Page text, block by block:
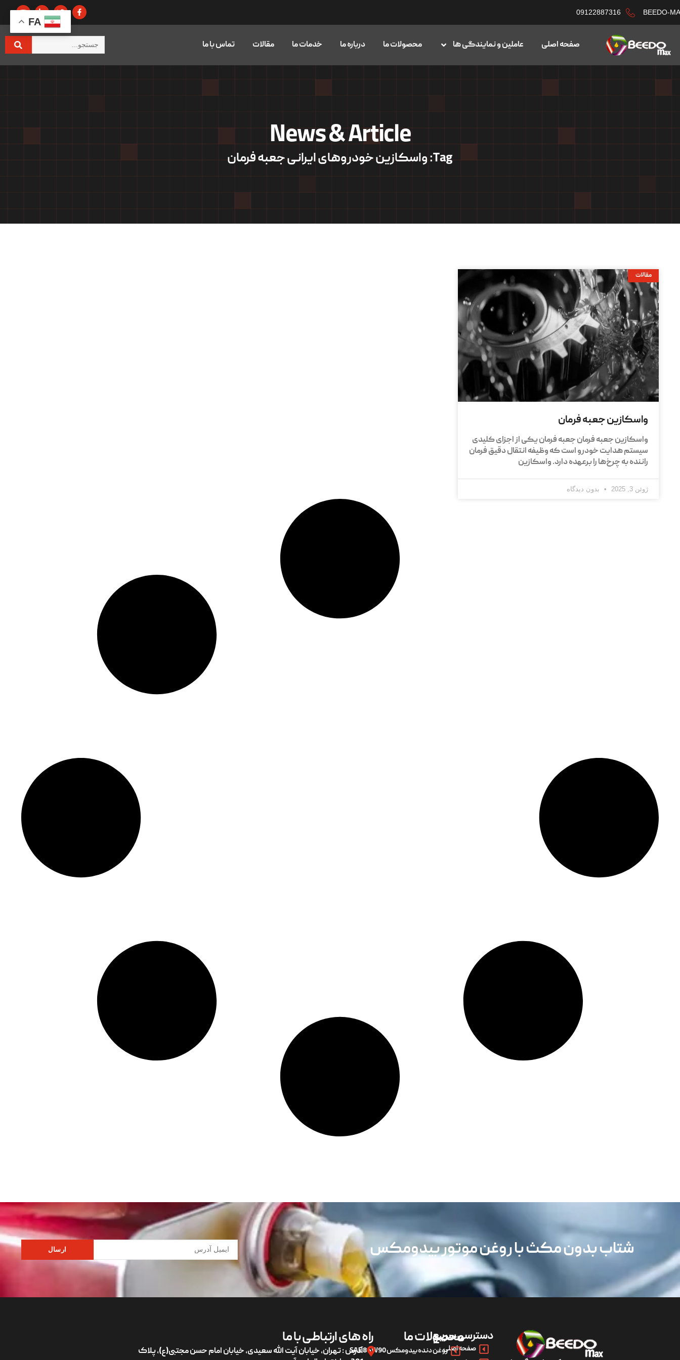
BEEDO-
09122887316
صفحه اصلی عاملین و نمایندگی ها محصولات ما درباره ما خدمات ما مقالات تماس با ما
News & Article
Tag: واسکازین خودروهای ایرانی جعبه فرمان
مقالات
واسکازین جعبه فرمان
واسکازین جعبه فرمان جعبه فرمان یکی از اجزای کلیدی
سیستم هدایت خودرو است که وظیفه انتقال دقیق فرمان
راننده به چرخ‌ها را برعهده دارد. واسکازین
ژوئن 3, 2025 بدون دیدگاه
شتاب بدون مکث با روغن موتور بیدومکس ارسال
دسترسی سریع
صفحه اصلی
محصولات ما
روغن دنده بیدومکس SAE 85W90
راه های ارتباطی با ما
آدرس : تهران، خیابان آیت الله سعیدی، خیابان امام حسن مجتبی(ع)، پلاک
FA